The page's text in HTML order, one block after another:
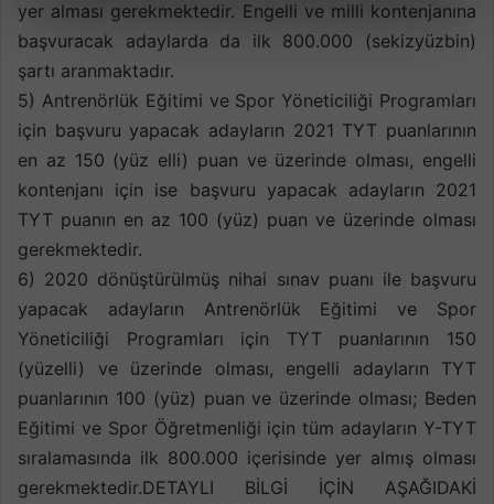
yer alması gerekmektedir. Engelli ve milli kontenjanına
başvuracak adaylarda da ilk 800.000 (sekizyüzbin)
şartı aranmaktadır.
5) Antrenörlük Eğitimi ve Spor Yöneticiliği Programları
için başvuru yapacak adayların 2021 TYT puanlarının
en az 150 (yüz elli) puan ve üzerinde olması, engelli
kontenjanı için ise başvuru yapacak adayların 2021
TYT puanın en az 100 (yüz) puan ve üzerinde olması
gerekmektedir.
6) 2020 dönüştürülmüş nihai sınav puanı ile başvuru
yapacak adayların Antrenörlük Eğitimi ve Spor
Yöneticiliği Programları için TYT puanlarının 150
(yüzelli) ve üzerinde olması, engelli adayların TYT
puanlarının 100 (yüz) puan ve üzerinde olması; Beden
Eğitimi ve Spor Öğretmenliği için tüm adayların Y-TYT
sıralamasında ilk 800.000 içerisinde yer almış olması
gerekmektedir.DETAYLI BİLGİ İÇİN AŞAĞIDAKİ